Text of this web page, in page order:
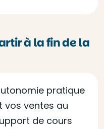
à la fin de la
pratique
vos ventes au
de cours